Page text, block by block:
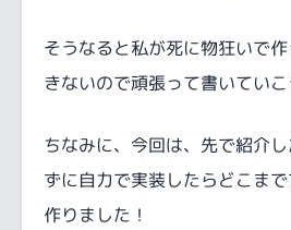
そうなると私が死に物狂いで
きないので頑張って書いていこ
ちなみに、今回は、先で紹介
ずに自力で実装したらどこま
作りました！